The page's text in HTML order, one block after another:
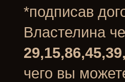
*подписав
Властелина
чего вы